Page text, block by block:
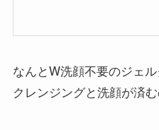
なんとW洗顔不要のジェ
クレンジングと洗顔が済